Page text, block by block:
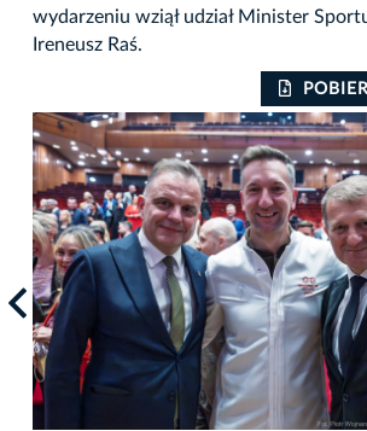
wydarzeniu wziął udział Minister
Ireneusz Raś.